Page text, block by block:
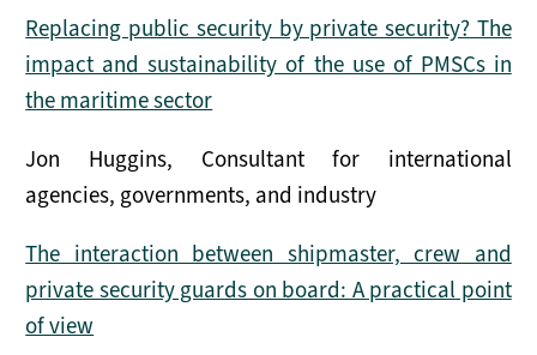
Replacing public security by private security? The
impact and sustainability of the use of PMSCs in
the maritime sector
Jon Huggins, Consultant for international
agencies, governments, and industry
The interaction between shipmaster, crew and
private security guards on board: A practical point
of view